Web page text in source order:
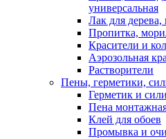
универсальная
Лак для дерева,
Пропитка,
Красители и
Аэрозольная
Растворители
Пены, герметики,
Герметик и
Пена
Клей для обоев
Промывка и